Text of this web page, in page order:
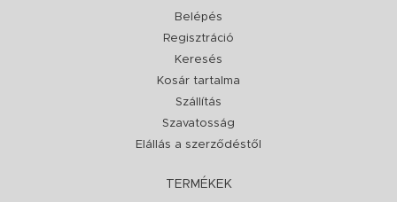
Belépés
Regisztráció
Keresés
Kosár tartalma
Szállítás
Szavatosság
Elállás a szerződéstől
TERMÉKEK